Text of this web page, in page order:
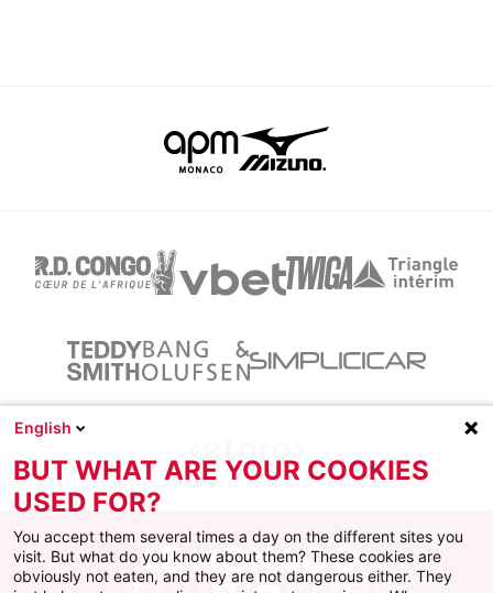
English
BUT WHAT ARE YOUR COOKIES
USED FOR?
You accept them several times a day on the different sites you
visit. But what do you know about them? These cookies are
obviously not eaten, and they are not dangerous either. They